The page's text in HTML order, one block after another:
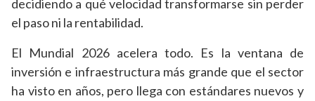
decidiendo a qué velocidad transformarse sin perder
el paso ni la rentabilidad.
El Mundial 2026 acelera todo. Es la ventana de
inversión e infraestructura más grande que el sector
ha visto en años, pero llega con estándares nuevos y